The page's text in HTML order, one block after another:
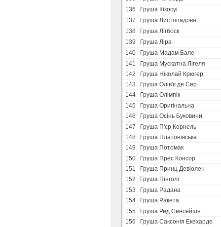
136
Груша Кікосуі
137
Груша Листопадова
138
Груша Лігбоск
139
Груша Ліра
140
Груша Мадам Бале
141
Груша Мускатна Лігеля
142
Груша Ніколай Крюгер
143
Груша Олів'є де Сер
144
Груша Олімпік
145
Груша Оригінальна
146
Груша Осінь Буковини
147
Груша П'єр Корнель
148
Груша Платонівська
149
Груша Потомак
150
Груша Прес Консор
151
Груша Принц Девіолен
152
Груша Пінголі
153
Груша Радана
154
Груша Ракета
155
Груша Ред Сенсейшн
156
Груша Саксонія Екехарде